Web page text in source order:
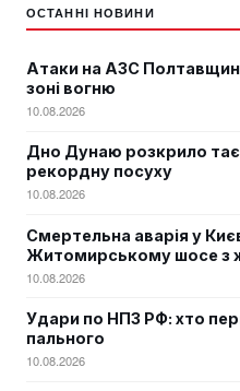
ОСТАННІ НОВИНИ
Атаки на АЗС
зоні вогню
10.08.2026
Дно Дунаю розкрило
рекордну посуху
10.08.2026
Смертельна аварія у
Житомирському шосе з
10.08.2026
Удари по НПЗ РФ: хто
пального
10.08.2026